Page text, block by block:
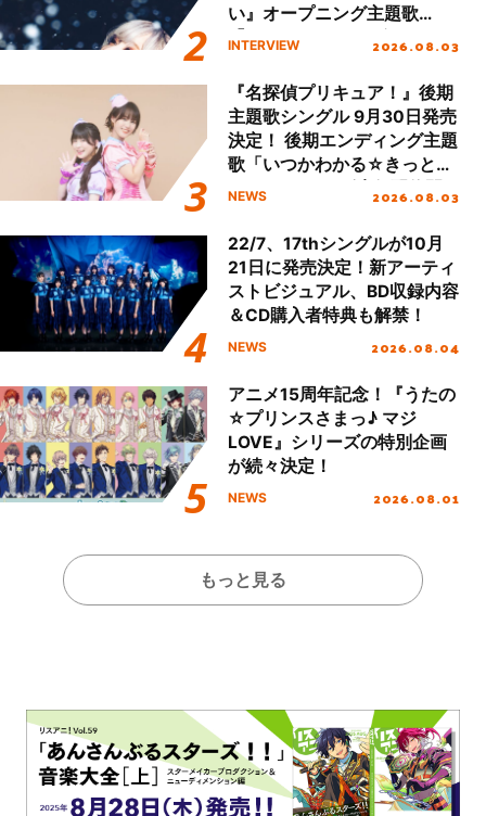
い』オープニング主題歌
「Amore」インタビュー
INTERVIEW 2026.08.03
『名探偵プリキュア！』後期
主題歌シングル 9月30日発売
決定！ 後期エンディング主題
歌「いつかわかる☆きっとあ
える」TVサイズ先行配信開
NEWS 2026.08.03
22/7、17thシングルが10月
21日に発売決定！新アーティ
ストビジュアル、BD収録内容
＆CD購入者特典も解禁！
NEWS 2026.08.04
アニメ15周年記念！『うたの
☆プリンスさまっ♪ マジ
LOVE』シリーズの特別企画
が続々決定！
NEWS 2026.08.01
もっと見る